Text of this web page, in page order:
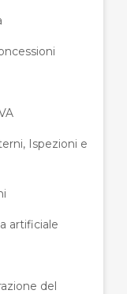
Ispezioni e
artificiale
del